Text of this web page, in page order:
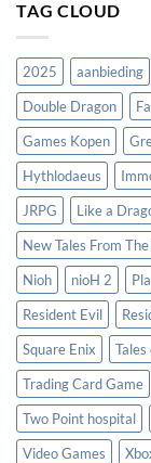
TAG CLOUD
2025 aanbieding
Double Dragon
Games Kopen
Hythlodaeus
JRPG
Like a
New Tales From
Nioh
nioH 2
Resident Evil
Square Enix
Tales
Trading Card Game
Two Point hospital
Video Games